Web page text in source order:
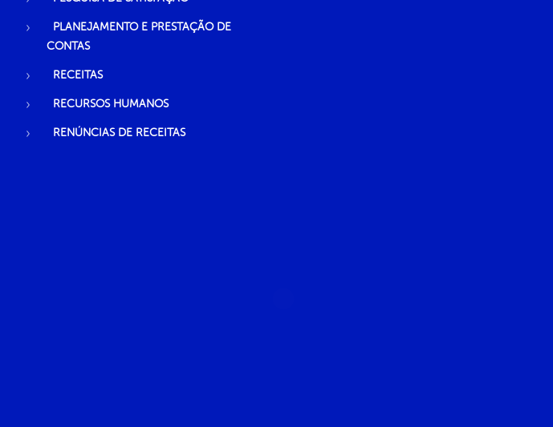
PLANEJAMENTO E PRESTAÇÃO DE
CONTAS
RECEITAS
RECURSOS HUMANOS
RENÚNCIAS DE RECEITAS